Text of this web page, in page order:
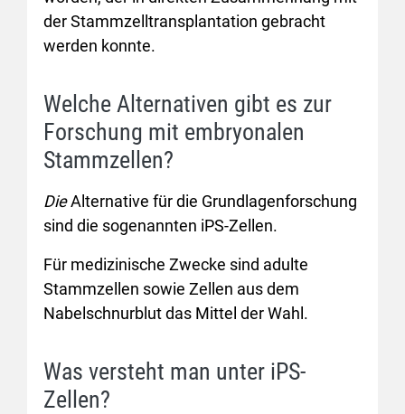
der Stammzelltransplantation gebracht
werden konnte.
Welche Alternativen gibt es zur
Forschung mit embryonalen
Stammzellen?
DieAlternative für die Grundlagenforschung
sind die sogenannten iPS-Zellen.
Für medizinische Zwecke sind adulte
Stammzellen sowie Zellen aus dem
Nabelschnurblut das Mittel der Wahl.
Was versteht man unter iPS-
Zellen?